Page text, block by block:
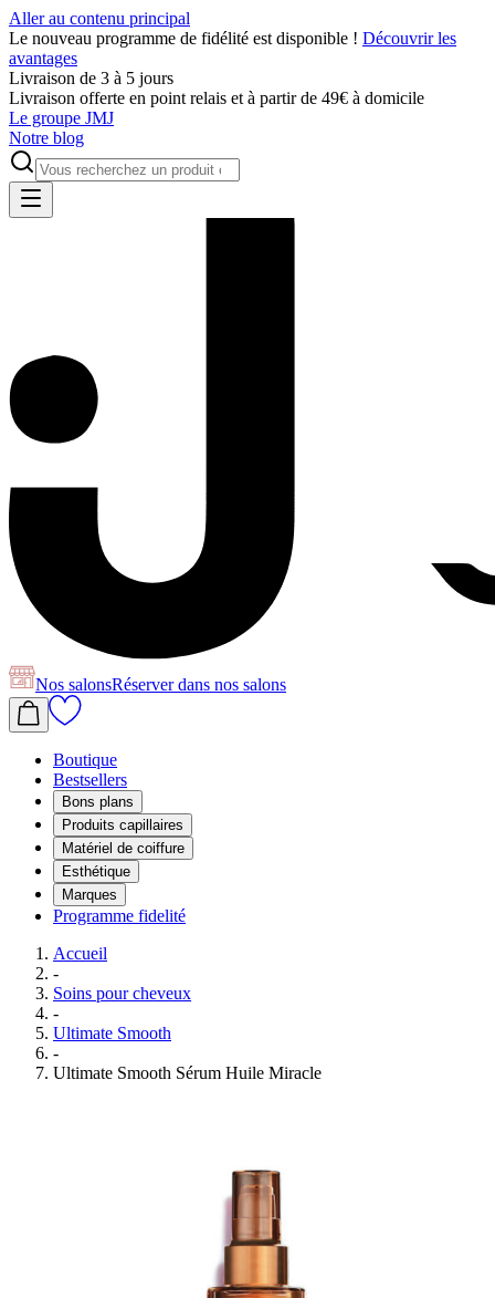
Aller au contenu principal
Le nouveau programme de fidélité est disponible ! Découvrir les
avantages
Livraison de 3 à 5 jours
Livraison offerte en point relais et à partir de 49€ à domicile
Le groupe JMJ
Notre blog
Nos salonsRéserverdans nos salons
Boutique
Bestsellers
Bons plans
Produits capillaires
Matériel de coiffure
Esthétique
Marques
Programme fidelité
Accueil
-
Soins pour cheveux
-
Ultimate Smooth
-
Ultimate Smooth Sérum Huile Miracle